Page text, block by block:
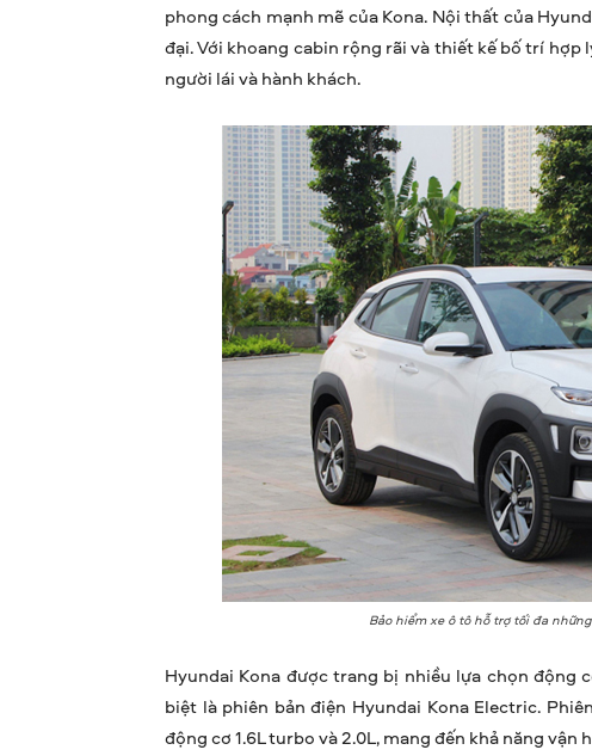
phong cách mạnh mẽ của Kona. Nội thất của
đại. Với khoang cabin rộng rãi và thiết kế bố trí
người lái và hành khách.
Bảo hiểm xe ô tô hỗ trợ tối đa
Hyundai Kona được trang bị nhiều lựa chọn động
biệt là phiên bản điện Hyundai Kona Electric.
động cơ 1.6L turbo và 2.0L, mang đến khả năng